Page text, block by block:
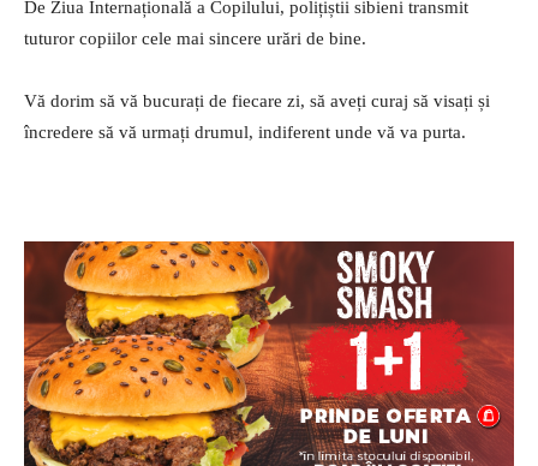
De Ziua Internațională a Copilului, polițiștii sibieni transmit
tuturor copiilor cele mai sincere urări de bine.
Vă dorim să vă bucurați de fiecare zi, să aveți curaj să visați și
încredere să vă urmați drumul, indiferent unde vă va purta.